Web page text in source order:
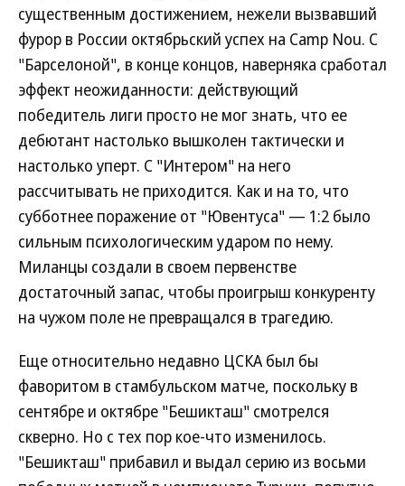
существенным достижением, нежели вызвавший
фурор в России октябрьский успех на Camp Nou. С
"Барселоной", в конце концов, наверняка сработал
эффект неожиданности: действующий
победитель лиги просто не мог знать, что ее
дебютант настолько вышколен тактически и
настолько уперт. С "Интером" на него
рассчитывать не приходится. Как и на то, что
субботнее поражение от "Ювентуса" — 1:2 было
сильным психологическим ударом по нему.
Миланцы создали в своем первенстве
достаточный запас, чтобы проигрыш конкуренту
на чужом поле не превращался в трагедию.
Еще относительно недавно ЦСКА был бы
фаворитом в стамбульском матче, поскольку в
сентябре и октябре "Бешикташ" смотрелся
скверно. Но с тех пор кое-что изменилось.
"Бешикташ" прибавил и выдал серию из восьми